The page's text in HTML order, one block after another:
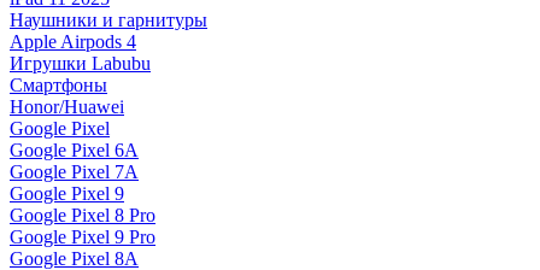
Наушники и гарнитуры
Apple Airpods 4
Игрушки Labubu
Смартфоны
Honor/Huawei
Google Pixel
Google Pixel 6A
Google Pixel 7А
Google Pixel 9
Google Pixel 8 Pro
Google Pixel 9 Pro
Google Pixel 8A